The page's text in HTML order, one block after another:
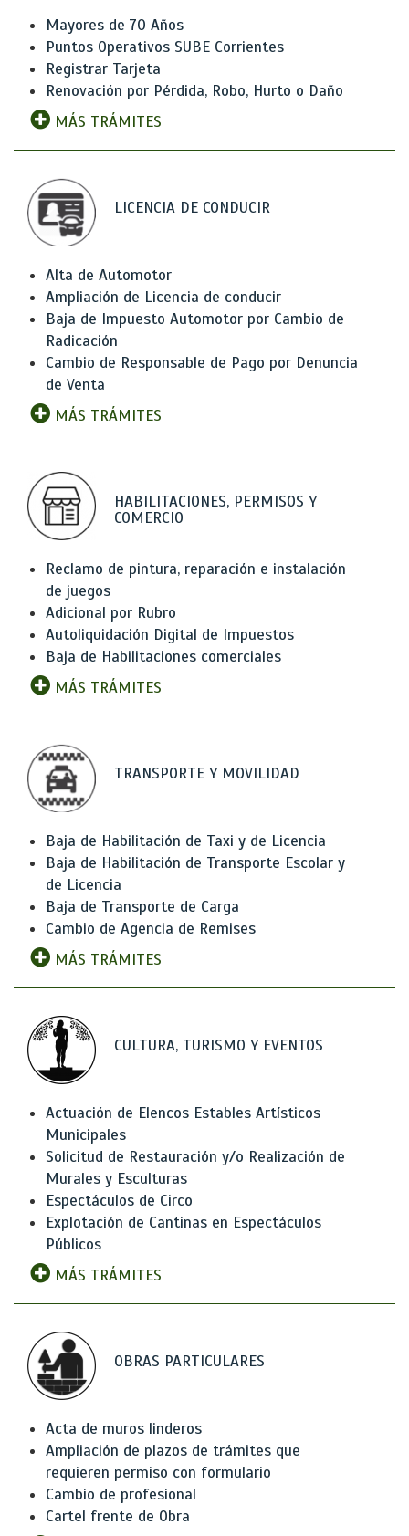
Mayores de 70 Años
Puntos Operativos SUBE Corrientes
Registrar Tarjeta
Renovación por Pérdida, Robo, Hurto o Daño
MÁS TRÁMITES
LICENCIA DE CONDUCIR
Alta de Automotor
Ampliación de Licencia de conducir
Baja de Impuesto Automotor por Cambio de
Radicación
Cambio de Responsable de Pago por Denuncia
de Venta
MÁS TRÁMITES
HABILITACIONES, PERMISOS Y
COMERCIO
Reclamo de pintura, reparación e instalación
de juegos
Adicional por Rubro
Autoliquidación Digital de Impuestos
Baja de Habilitaciones comerciales
MÁS TRÁMITES
TRANSPORTE Y MOVILIDAD
Baja de Habilitación de Taxi y de Licencia
Baja de Habilitación de Transporte Escolar y
de Licencia
Baja de Transporte de Carga
Cambio de Agencia de Remises
MÁS TRÁMITES
CULTURA, TURISMO Y EVENTOS
Actuación de Elencos Estables Artísticos
Municipales
Solicitud de Restauración y/o Realización de
Murales y Esculturas
Espectáculos de Circo
Explotación de Cantinas en Espectáculos
Públicos
MÁS TRÁMITES
OBRAS PARTICULARES
Acta de muros linderos
Ampliación de plazos de trámites que
requieren permiso con formulario
Cambio de profesional
Cartel frente de Obra